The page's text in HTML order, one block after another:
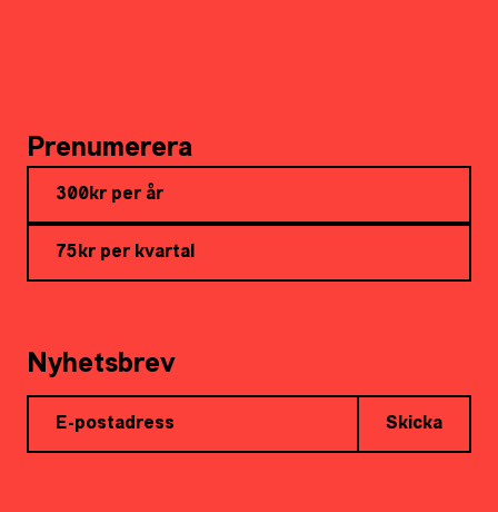
Prenumerera
300kr per år
75kr per kvartal
Nyhetsbrev
Skicka